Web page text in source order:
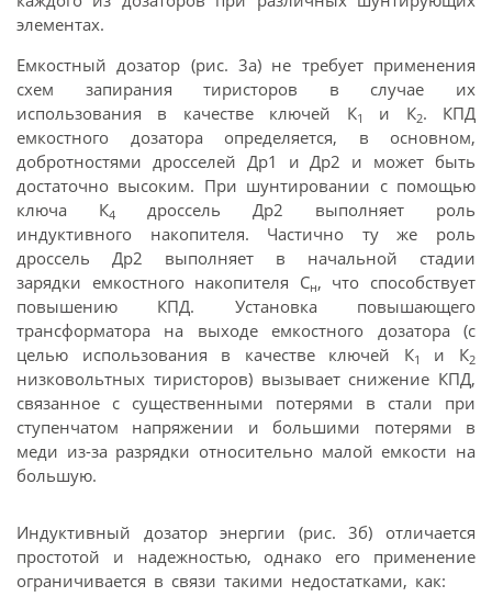
элементах.
Емкостный дозатор (рис. 3а) не требует применения
схем запирания тиристоров в случае их
использования в качестве ключей К1 и К2. КПД
емкостного дозатора определяется, в основном,
добротностями дросселей Др1 и Др2 и может быть
достаточно высоким. При шунтировании с помощью
ключа К4
дроссель Др2 выполняет роль
индуктивного накопителя. Частично ту же роль
дроссель Др2 выполняет в начальной стадии
зарядки емкостного накопителя Сн, что способствует
повышению КПД. Установка повышающего
трансформатора на выходе емкостного дозатора (с
целью использования в качестве ключей К1 и К2
низковольтных тиристоров) вызывает снижение КПД,
связанное с существенными потерями в стали при
ступенчатом напряжении и большими потерями в
меди из-за разрядки относительно малой емкости на
большую.
Индуктивный дозатор энергии (рис. 3б) отличается
простотой и надежностью, однако его применение
ограничивается в связи такими недостатками, как: